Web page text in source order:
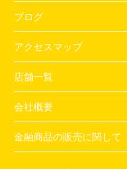
ブログ
アクセスマップ
店舗一覧
会社概要
金融商品の販売に関して